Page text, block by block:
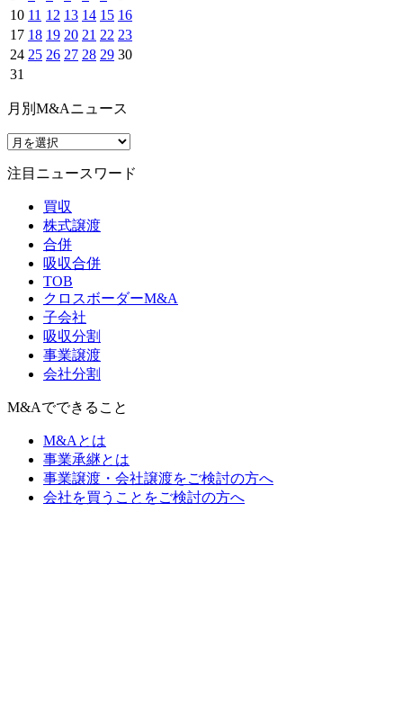
10 11 12 13 14 15 16
17 18 19 20 21 22 23
24 25 26 27 28 29 30
31
月別M&Aニュース
注目ニュースワード
買収
株式譲渡
合併
吸収合併
TOB
クロスボーダーM&A
子会社
吸収分割
事業譲渡
会社分割
M&Aでできること
M&Aとは
事業承継とは
事業譲渡・会社譲渡をご検討の方へ
会社を買うことをご検討の方へ